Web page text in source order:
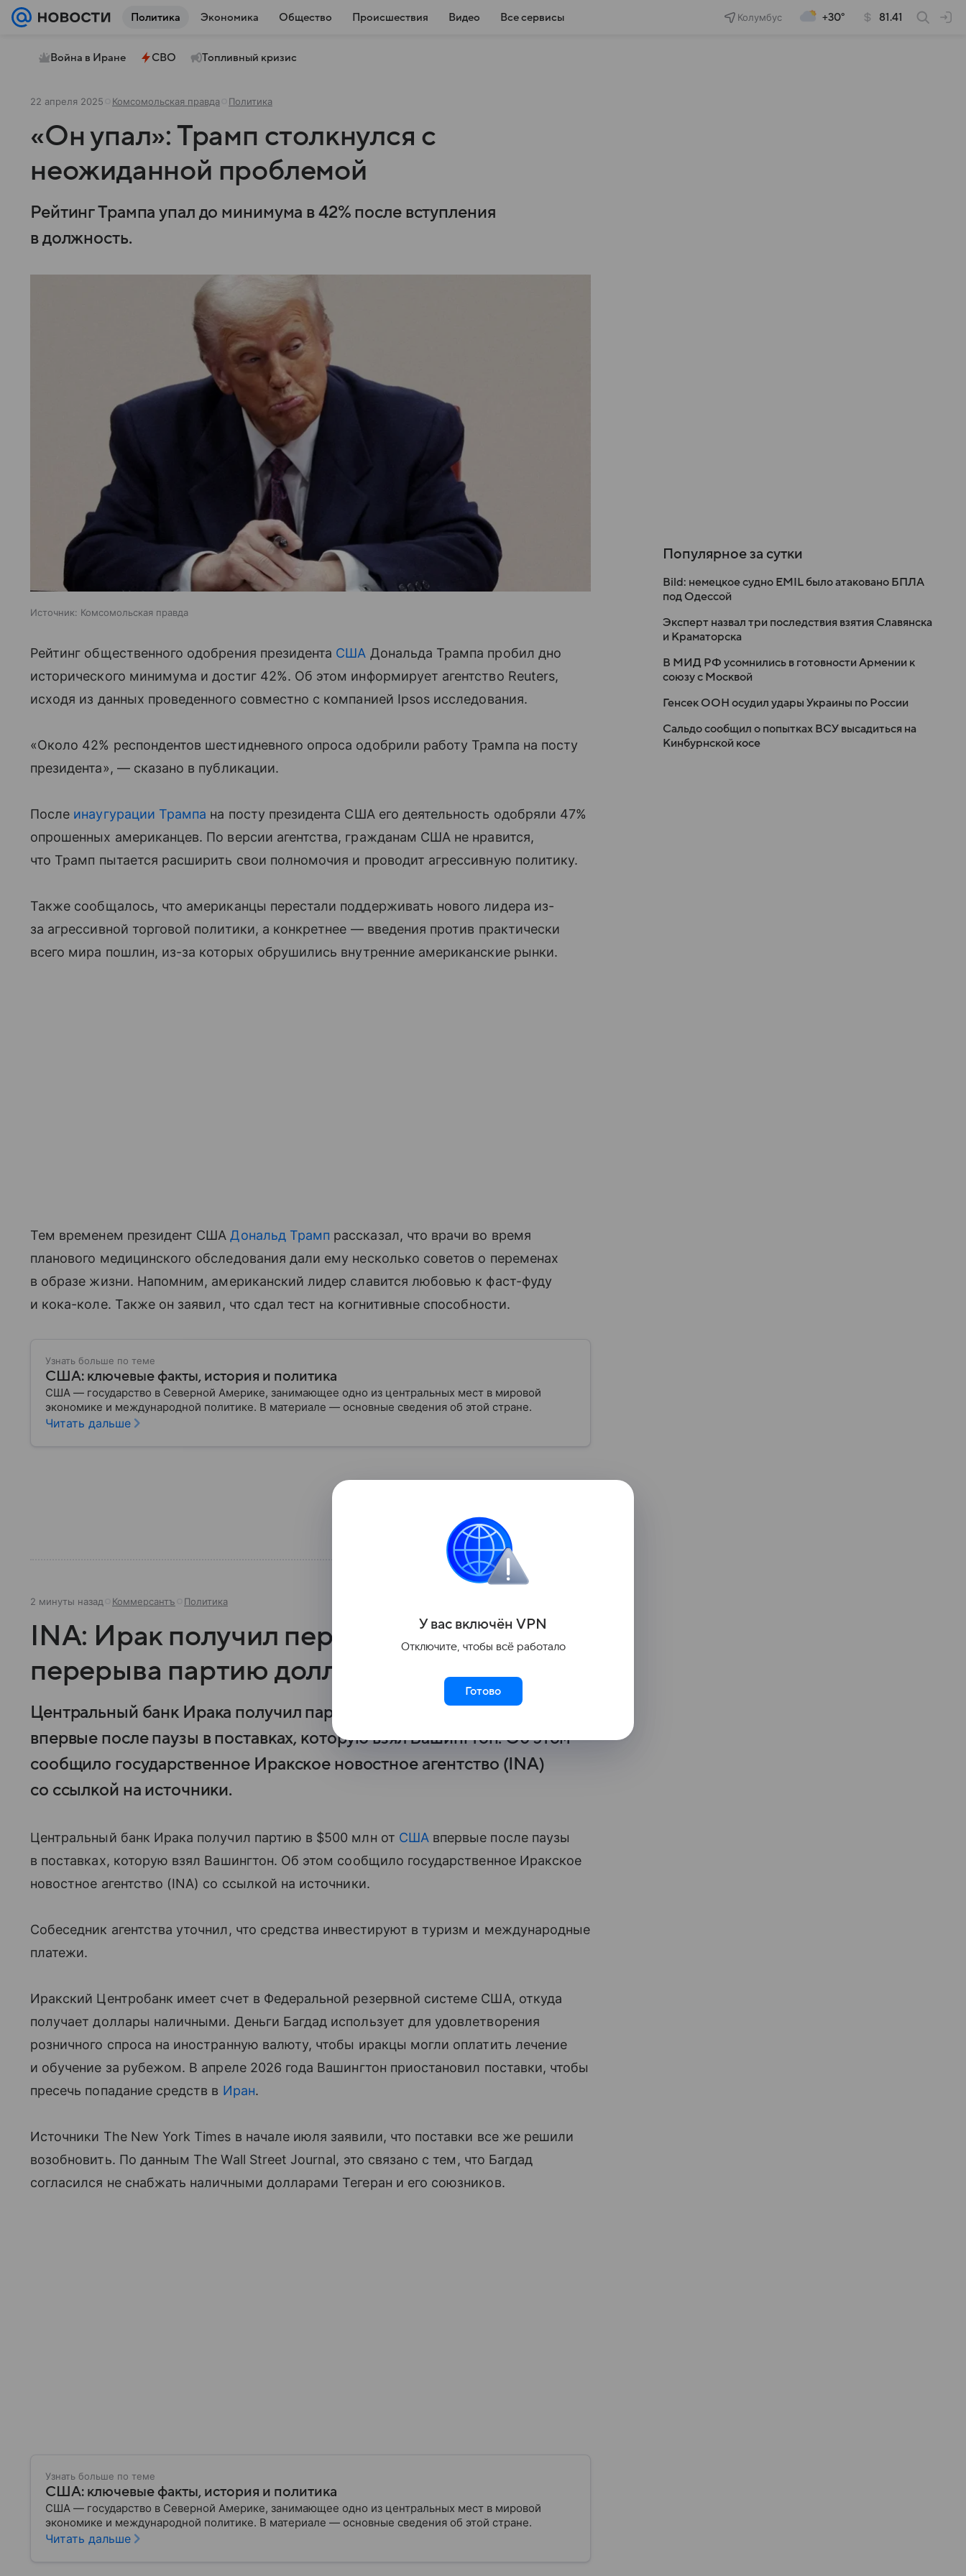
Политика Экономика Общество Происшествия Видео Все сервисы Колумбус +30° 81.41
Война в Иране СВО Топливный кризис
22 апреля 2025 Комсомольская правда Политика
«Он упал»: Трамп столкнулся с
неожиданной проблемой
Рейтинг Трампа упал до минимума в 42% после вступления
в должность.
Источник: Комсомольская правда
Рейтинг общественного одобрения президента США Дональда Трампа пробил дно
исторического минимума и достиг 42%. Об этом информирует агентство Reuters,
исходя из данных проведенного совместно с компанией Ipsos исследования.
«Около 42% респондентов шестидневного опроса одобрили работу Трампа на посту
президента», — сказано в публикации.
После инаугурации Трампа на посту президента США его деятельность одобряли 47%
опрошенных американцев. По версии агентства, гражданам США не нравится,
что Трамп пытается расширить свои полномочия и проводит агрессивную политику.
Также сообщалось, что американцы перестали поддерживать нового лидера из-
за агрессивной торговой политики, а конкретнее — введения против практически
всего мира пошлин, из-за которых обрушились внутренние американские рынки.
Тем временем президент СШАДональд Трамп рассказал, что врачи во время
планового медицинского обследования дали ему несколько советов о переменах
в образе жизни. Напомним, американский лидер славится любовью к фаст-фуду
и кока-коле. Также он заявил, что сдал тест на когнитивные способности.
Узнать больше по теме
США: ключевые факты, история и политика
США — государство в Северной Америке, занимающее одно из центральных мест в мировой
экономике и международной политике. В материале — основные сведения об этой стране.
Читать дальше
2 минуты назад Коммерсантъ Политика
INA: Ирак получил первую после
перерыва партию долларов от США
Центральный банк Ирака получил партию в $500 млн от США
впервые после паузы в поставках, которую взял Вашингтон. Об этом
сообщило государственное Иракское новостное агентство (INA)
со ссылкой на источники.
Центральный банк Ирака получил партию в $500 млн от США впервые после паузы
в поставках, которую взял Вашингтон. Об этом сообщило государственное Иракское
новостное агентство (INA) со ссылкой на источники.
Собеседник агентства уточнил, что средства инвестируют в туризм и международные
платежи.
Иракский Центробанк имеет счет в Федеральной резервной системе США, откуда
получает доллары наличными. Деньги Багдад использует для удовлетворения
розничного спроса на иностранную валюту, чтобы иракцы могли оплатить лечение
и обучение за рубежом. В апреле 2026 года Вашингтон приостановил поставки, чтобы
пресечь попадание средств в Иран.
Источники The New York Times в начале июля заявили, что поставки все же решили
возобновить. По данным The Wall Street Journal, это связано с тем, что Багдад
согласился не снабжать наличными долларами Тегеран и его союзников.
Узнать больше по теме
США: ключевые факты, история и политика
США — государство в Северной Америке, занимающее одно из центральных мест в мировой
экономике и международной политике. В материале — основные сведения об этой стране.
Читать дальше
Популярное за сутки
Bild: немецкое судно EMIL было атаковано БПЛА
под Одессой
Эксперт назвал три последствия взятия Славянска
и Краматорска
В МИД РФ усомнились в готовности Армении к
союзу с Москвой
Генсек ООН осудил удары Украины по России
Сальдо сообщил о попытках ВСУ высадиться на
Кинбурнской косе
У вас включён VPN
Отключите, чтобы всё работало
Готово